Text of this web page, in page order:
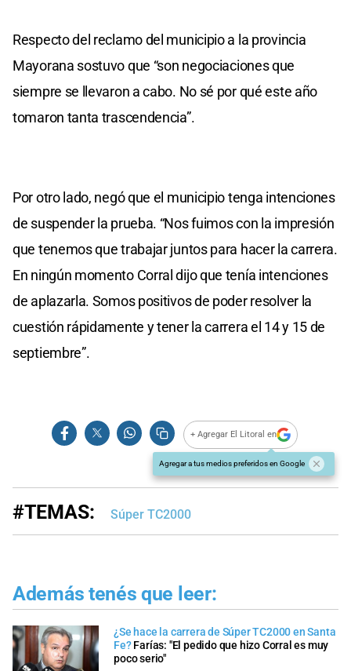
seconds
Respecto del reclamo del municipio a la provincia
Mayorana sostuvo que “son negociaciones que
siempre se llevaron a cabo. No sé por qué este año
tomaron tanta trascendencia”.
Por otro lado, negó que el municipio tenga intenciones
de suspender la prueba. “Nos fuimos con la impresión
que tenemos que trabajar juntos para hacer la carrera.
En ningún momento Corral dijo que tenía intenciones
de aplazarla. Somos positivos de poder resolver la
cuestión rápidamente y tener la carrera el 14 y 15 de
septiembre”.
+ Agregar El Litoral en
Agregar a tus medios preferidos en Google
#TEMAS: Súper TC2000
Además tenés que leer:
¿Se hace la carrera de Súper TC2000 en Santa
Fe? Farías: "El pedido que hizo Corral es muy
poco serio"